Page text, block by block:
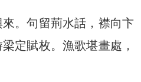
。句留荊水話，襟向卞
定賦枚。漁歌堪畫處，